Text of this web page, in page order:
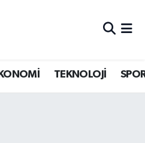
TEKNOLOJİ
ve Fikstür